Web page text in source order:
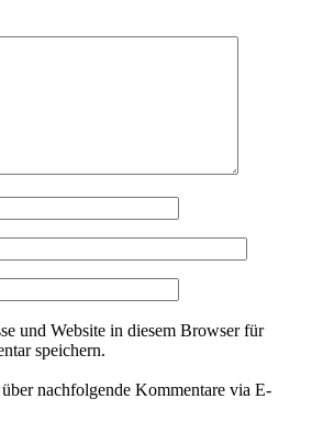
und Website in diesem Browser für
speichern.
nachfolgende Kommentare via E-